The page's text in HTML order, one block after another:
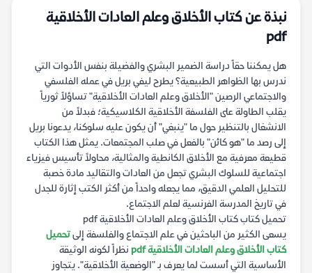
نبذة عن كتاب الأخلاق وعلم العادات الأخلاقية
pdf
هل يمكننا حقاً دراسة الضمير البشري والفضيلة بنفس الأدوات التي
ندرس بها الظواهر الطبيعية؟ يطرح ليفي بريل في عمله الفلسفي
والاجتماعي الرصين "الأخلاق وعلم العادات الأخلاقية" تساؤلاً ثورياً
يقلب الطاولة على الفلسفة الأخلاقية الكلاسيكية؛ فبدلاً من
الانشغال بالتنظير حول ما "ينبغي" أن يكون عليه سلوكنا، يدعونا بريل
إلى رصد ما "هو كائن" بالفعل في صلب المجتمعات. يمثل هذا الكتاب
قطيعة معرفية مع الأخلاق الكانطية والمثالية، محاولاً تأسيس فيزياء
اجتماعية للسلوك البشري تجعل من العادات والتقاليد مادة خصبة
للتحليل العلمي الدقيق، مما يجعله واحداً من أكثر الكتب إثارة للجدل
في تاريخ المدرسة الفرنسية لعلم الاجتماع.
تحميل كتاب كتاب الأخلاق وعلم العادات الأخلاقية pdf
يسعى الكثير من الباحثين في علم الاجتماع والفلسفة إلىتحميل
كتاب الأخلاق وعلم العادات الأخلاقية pdf
نظراً لكونه الوثيقة
الأساسية التي أسست لما يعرف بـ "الوضعية الأخلاقية". يتجاوز